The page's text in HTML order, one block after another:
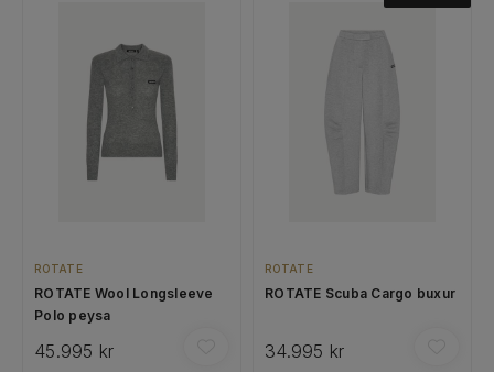
ROTATE
ROTATE Wool Longsleeve
Polo peysa
45.995 kr
ROTATE
ROTATE Scuba Cargo buxur
34.995 kr